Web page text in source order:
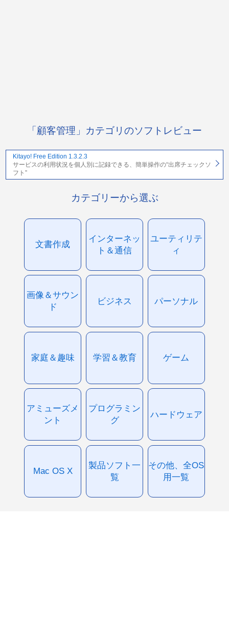
「顧客管理」カテゴリのソフトレビュー
Kitayo! Free Edition 1.3.2.3
サービスの利用状況を個人別に記録できる、簡単操作の“出席チェックソ
フト”
カテゴリーから選ぶ
文書作成
インターネッ
ト＆通信
ユーティリテ
ィ
画像＆サウン
ド
ビジネス パーソナル
家庭＆趣味 学習＆教育 ゲーム
アミューズメ
ント
プログラミン
グ
ハードウェア
Mac OS X
製品ソフト一
覧
その他、全OS
用一覧